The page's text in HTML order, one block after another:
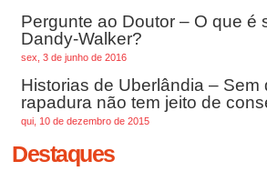
Pergunte ao Doutor – O que é
Dandy-Walker?
sex, 3 de junho de 2016
Historias de Uberlândia – Sem
rapadura não tem jeito de
qui, 10 de dezembro de 2015
Destaques